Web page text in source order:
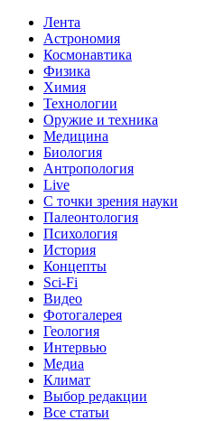
Лента
Астрономия
Космонавтика
Физика
Химия
Технологии
Оружие и техника
Медицина
Биология
Антропология
Live
С точки зрения науки
Палеонтология
Психология
История
Концепты
Sci-Fi
Видео
Фотогалерея
Геология
Интервью
Медиа
Климат
Выбор редакции
Все статьи